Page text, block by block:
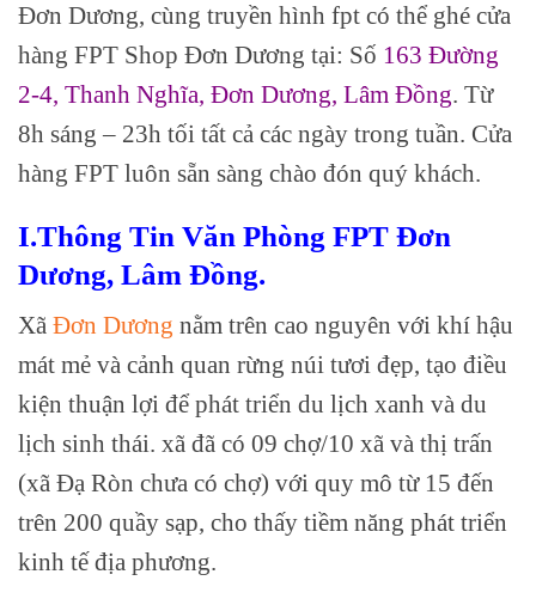
Đơn Dương, cùng truyền hình fpt có thể ghé cửa
hàng FPT Shop Đơn Dương tại: Số 163 Đường
2-4, Thanh Nghĩa, Đơn Dương, Lâm Đồng. Từ
8h sáng – 23h tối tất cả các ngày trong tuần. Cửa
hàng FPT luôn sẵn sàng chào đón quý khách.
I.Thông Tin Văn Phòng FPT Đơn
Dương, Lâm Đồng.
Xã Đơn Dương nằm trên cao nguyên với khí hậu
mát mẻ và cảnh quan rừng núi tươi đẹp, tạo điều
kiện thuận lợi để phát triển du lịch xanh và du
lịch sinh thái. xã đã có 09 chợ/10 xã và thị trấn
(xã Đạ Ròn chưa có chợ) với quy mô từ 15 đến
trên 200 quầy sạp, cho thấy tiềm năng phát triển
kinh tế địa phương.